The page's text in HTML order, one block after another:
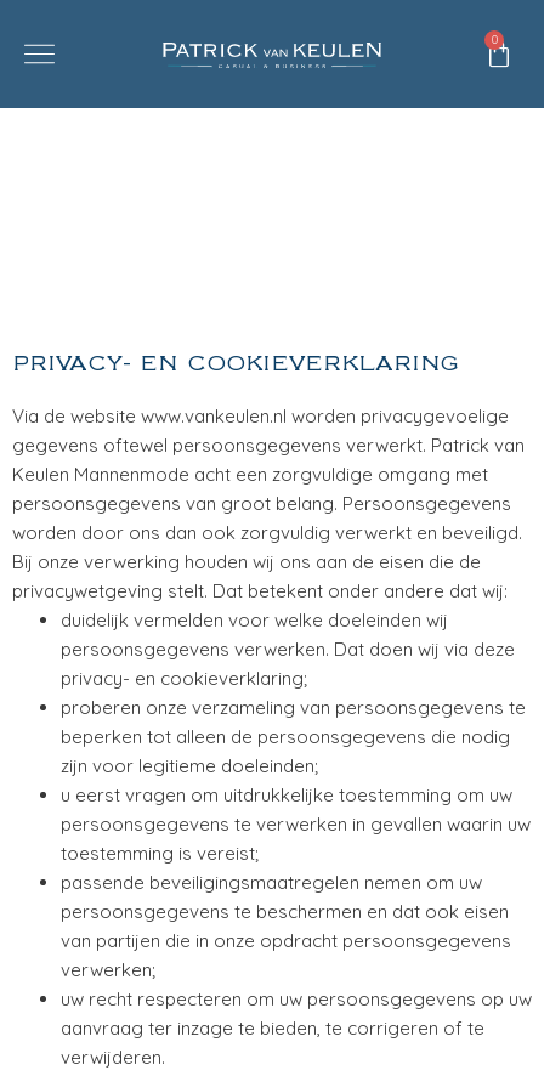
0
PRIVACY- EN COOKIEVERKLARING
Via de website www.vankeulen.nl worden privacygevoelige
gegevens oftewel persoonsgegevens verwerkt. Patrick van
Keulen Mannenmode acht een zorgvuldige omgang met
persoonsgegevens van groot belang. Persoonsgegevens
worden door ons dan ook zorgvuldig verwerkt en beveiligd.
Bij onze verwerking houden wij ons aan de eisen die de
privacywetgeving stelt. Dat betekent onder andere dat wij:
duidelijk vermelden voor welke doeleinden wij
persoonsgegevens verwerken. Dat doen wij via deze
privacy- en cookieverklaring;
proberen onze verzameling van persoonsgegevens te
beperken tot alleen de persoonsgegevens die nodig
zijn voor legitieme doeleinden;
u eerst vragen om uitdrukkelijke toestemming om uw
persoonsgegevens te verwerken in gevallen waarin uw
toestemming is vereist;
passende beveiligingsmaatregelen nemen om uw
persoonsgegevens te beschermen en dat ook eisen
van partijen die in onze opdracht persoonsgegevens
verwerken;
uw recht respecteren om uw persoonsgegevens op uw
aanvraag ter inzage te bieden, te corrigeren of te
verwijderen.